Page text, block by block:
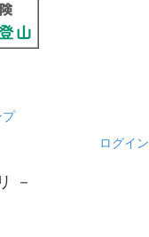
ログイン
－